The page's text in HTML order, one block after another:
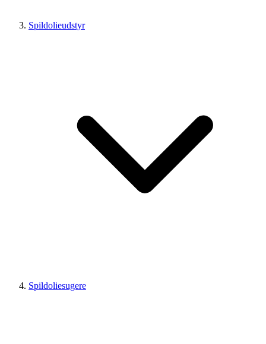
Spildolieudstyr
Spildoliesugere